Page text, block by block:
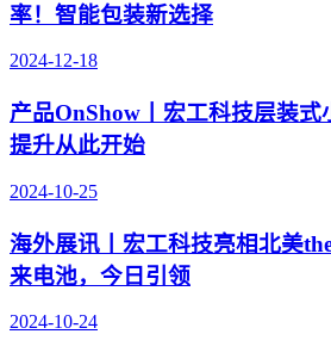
率！智能包装新选择
2024-12-18
产品OnShow丨宏工科技层装式
提升从此开始
2024-10-25
海外展讯丨宏工科技亮相北美
来电池，今日引领
2024-10-24